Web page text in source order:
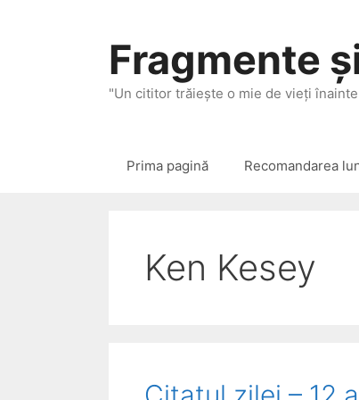
Fragmente
"Un cititor trăieşte o mie de vieţi
Prima pagină Recomandarea
Ken Kesey